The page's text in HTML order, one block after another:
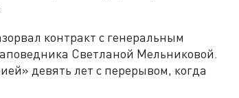
контракт с генеральным
Светланой Мельниковой.
девять лет с перерывом, когда